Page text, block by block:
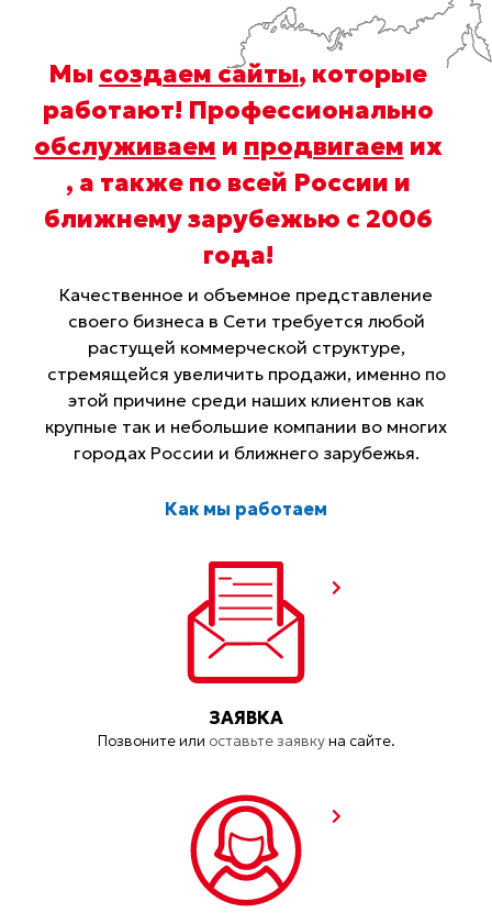
Мы создаем сайты, которые
работают! Профессионально
обслуживаем и продвигаем их
, а также по всей России и
ближнему зарубежью с 2006
года!
Качественное и объемное представление
своего бизнеса в Сети требуется любой
растущей коммерческой структуре,
стремящейся увеличить продажи, именно по
этой причине среди наших клиентов как
крупные так и небольшие компании во многих
городах России и ближнего зарубежья.
Как мы работаем
ЗАЯВКА
Позвоните или оставьте заявкуна сайте.